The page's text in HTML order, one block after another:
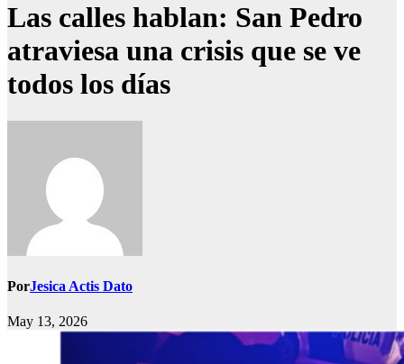
Las calles hablan: San Pedro
atraviesa una crisis que se ve
todos los días
PorJesica Actis Dato
May 13, 2026